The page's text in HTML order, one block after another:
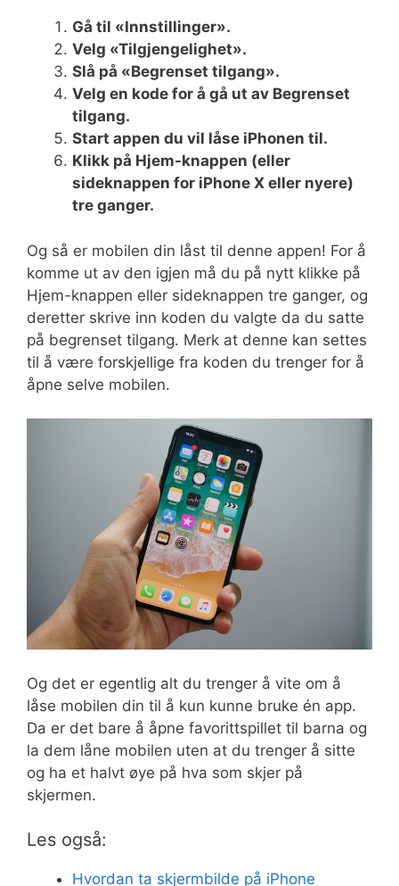
Gå til «Innstillinger».
Velg «Tilgjengelighet».
Slå på «Begrenset tilgang».
Velg en kode for å gå ut av Begrenset
tilgang.
Start appen du vil låse iPhonen til.
Klikk på Hjem-knappen (eller
sideknappen for iPhone X eller nyere)
tre ganger.
Og så er mobilen din låst til denne appen! For å
komme ut av den igjen må du på nytt klikke på
Hjem-knappen eller sideknappen tre ganger, og
deretter skrive inn koden du valgte da du satte
på begrenset tilgang. Merk at denne kan settes
til å være forskjellige fra koden du trenger for å
åpne selve mobilen.
Og det er egentlig alt du trenger å vite om å
låse mobilen din til å kun kunne bruke én app.
Da er det bare å åpne favorittspillet til barna og
la dem låne mobilen uten at du trenger å sitte
og ha et halvt øye på hva som skjer på
skjermen.
Les også:
Hvordan ta skjermbilde på iPhone